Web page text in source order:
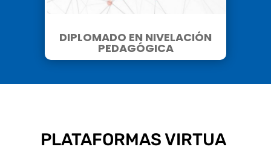
DIPLOMADO EN NIVELACIÓN
PEDAGÓGICA
PLATAFORMAS VIRTUALES